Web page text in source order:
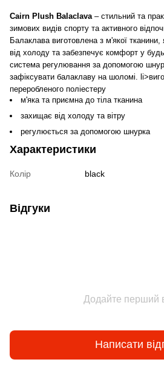
Cairn Plush Balaclava – стильний та
зимових видів спорту та активного
Балаклава виготовлена з м'якої
від холоду та забезпечує комфорт у
система регулювання за допомогою
зафіксувати балаклаву на шоломі.
переробленого поліестеру
м'яка та приємна до тіла тканина
захищає від холоду та вітру
регулюється за допомогою шнурка
Характеристики
Колір black
Відгуки
Додайте перший
Написати